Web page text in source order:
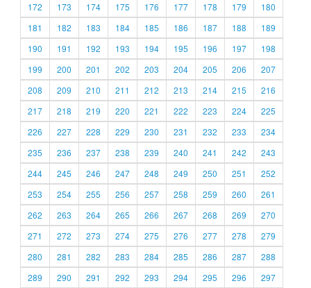
172
173 174 175 176 177 178 179
180
181
182 183 184 185 186 187 188
189
190
191 192 193 194 195 196 197
198
199
200 201 202 203 204 205 206
207
208
209 210 211 212 213 214 215
216
217
218 219 220 221 222 223 224
225
226
227 228 229 230 231 232 233
234
235
236 237 238 239 240 241 242
243
244
245 246 247 248 249 250 251
252
253
254 255 256 257 258 259 260
261
262
263 264 265 266 267 268 269
270
271
272 273 274 275 276 277 278
279
280
281 282 283 284 285 286 287
288
289
290 291 292 293 294 295 296 297